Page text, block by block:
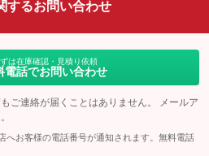
するお問い合わせ
ずは在庫確認・見積り依頼
電話でお問い合わせ
ご連絡が届くことはありません。 メールア
お客様の電話番号が通知されます。無料電話